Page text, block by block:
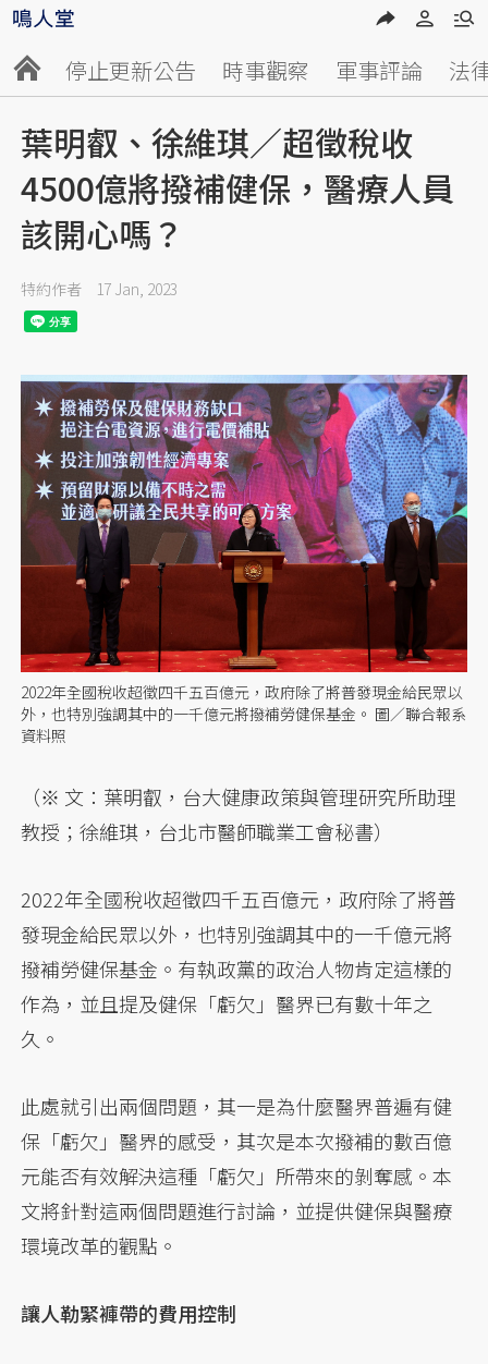
停止更新公告 時事觀察 軍事評論 法
葉明叡、徐維琪／超徵稅收
4500億將撥補健保，醫療人員
該開心嗎？
特約作者 17 Jan, 2023
2022年全國稅收超徵四千五百億元，政府除了將普發現金給民眾以
外，也特別強調其中的一千億元將撥補勞健保基金。 圖／聯合報系
資料照
（※ 文：葉明叡，台大健康政策與管理研究所助理
教授；徐維琪，台北市醫師職業工會秘書）
2022年全國稅收超徵四千五百億元，政府除了將普
發現金給民眾以外，也特別強調其中的一千億元將
撥補勞健保基金。有執政黨的政治人物肯定這樣的
作為，並且提及健保「虧欠」醫界已有數十年之
久。
此處就引出兩個問題，其一是為什麼醫界普遍有健
保「虧欠」醫界的感受，其次是本次撥補的數百億
元能否有效解決這種「虧欠」所帶來的剝奪感。本
文將針對這兩個問題進行討論，並提供健保與醫療
環境改革的觀點。
讓人勒緊褲帶的費用控制